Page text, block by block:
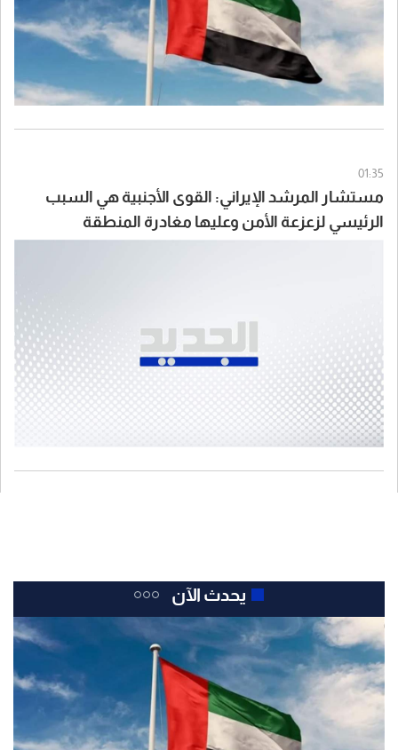
01:35
مستشار المرشد الإيراني: القوى الأجنبية هي السبب
الرئيسي لزعزعة الأمن وعليها مغادرة المنطقة
يحدث الآن